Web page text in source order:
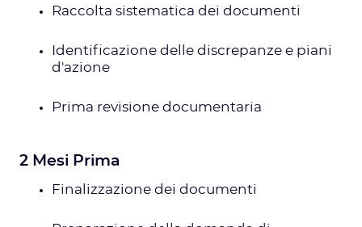
Raccolta sistematica dei documenti
Identificazione delle discrepanze e piani
d'azione
Prima revisione documentaria
2 Mesi Prima
Finalizzazione dei documenti